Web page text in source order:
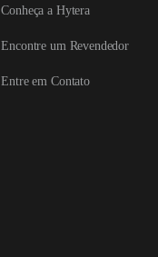
Conheça a Hytera
Encontre um Revendedor
Entre em Contato